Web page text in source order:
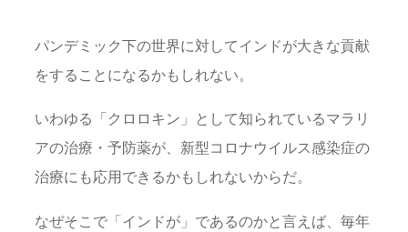
パンデミック下の世界に対してインドが大きな貢献
をすることになるかもしれない。
いわゆる「クロロキン」として知られているマラリ
アの治療・予防薬が、新型コロナウイルス感染症の
治療にも応用できるかもしれないからだ。
なぜそこで「インドが」であるのかと言えば、毎年